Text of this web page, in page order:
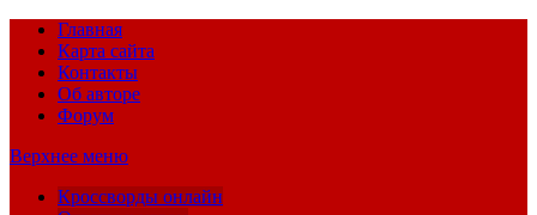
Главная
Карта сайта
Контакты
Об авторе
Форум
Верхнее меню
Кроссворды онлайн